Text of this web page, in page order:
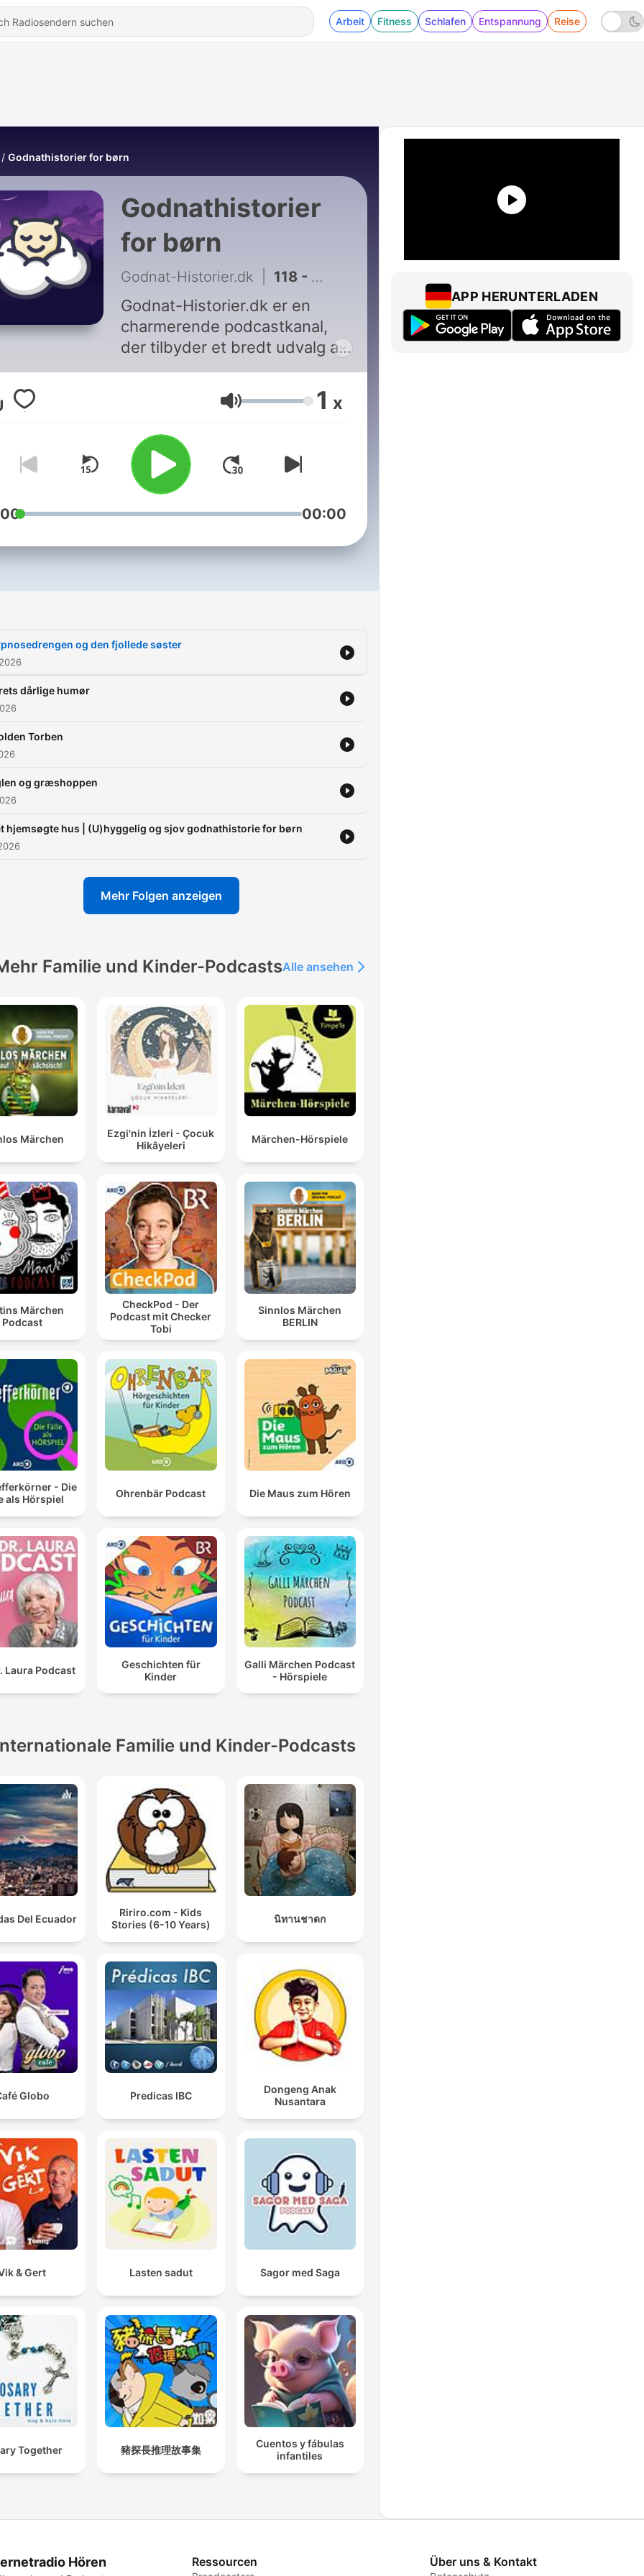
Arbeit Fitness Schlafen Entspannung Reise
Godnathistorier for børn
Godnathistorier
for børn
Godnat-Historier.dk 118 - Hypnosedrengen og den fjollede søster
Godnat-Historier.dk er en
charmerende podcastkanal,
der tilbyder et bredt udvalg af
godnathistorier til børn. Disse
historier, som spænder fra
klassiske eventyr til moderne
fortællinger, er perfekte til at
skabe en rolig og hyggelig
stemning inden sengetid.
Kanalen er et ideelt valg for
forældre, der ønsker at
glæden ved historiefortælling
Med en blanding af indhold på
kanalen, er der rig mulighed for
Lautstärke 1 x
00:00
og den fjollede søster
dårlige humør
Torben
og græshoppen
hjemsøgte hus | (U)hyggelig og sjov godnathistorie for børn
Mehr Folgen anzeigen
Familie und Kinder-PodcastsAlle ansehen
Märchen
Ezgi'nin İzleri - Çocuk
Hikâyeleri
Märchen-Hörspiele
Märchen
Podcast
CheckPod - Der
Podcast mit Checker
Tobi
Sinnlos Märchen
BERLIN
- Die
als Hörspiel
Ohrenbär Podcast Die Maus zum Hören
Laura Podcast
Geschichten für
Kinder
Galli Märchen Podcast
- Hörspiele
Familie und Kinder-Podcasts
Del Ecuador
Ririro.com - Kids
Stories (6-10 Years)
นิทานชาดก
Globo Predicas IBC
Dongeng Anak
Nusantara
& Gert Lasten sadut Sagor med Saga
Together 豬探長推理故事集
Cuentos y fábulas
infantiles
APP HERUNTERLADEN
Hören Ressourcen Über uns & Kontakt